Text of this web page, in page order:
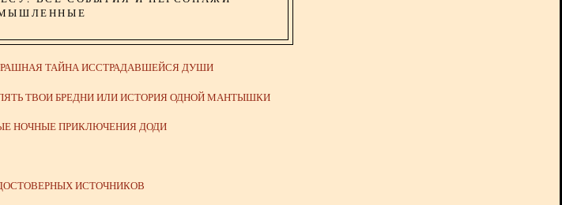
ТАЙНА ИССТРАДАВШЕЙСЯ ДУШИ
ТВОИ БРЕДНИ ИЛИ ИСТОРИЯ ОДНОЙ МАНТЫШКИ
НОЧНЫЕ ПРИКЛЮЧЕНИЯ ДОДИ
ИСТОЧНИКОВ